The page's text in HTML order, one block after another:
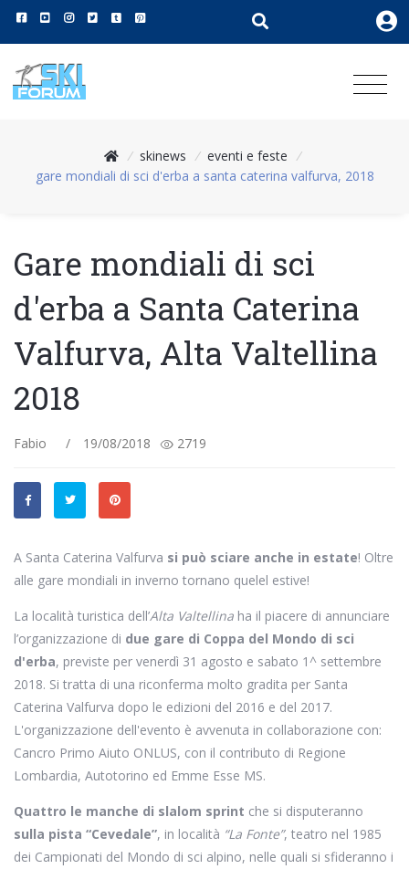
/ skinews / eventi e feste /
gare mondiali di sci d'erba a santa caterina valfurva, 2018
Gare mondiali di sci
d'erba a Santa Caterina
Valfurva, Alta Valtellina
2018
Fabio / 19/08/2018 2719
A Santa Caterina Valfurva si può sciare anche in estate! Oltre
alle gare mondiali in inverno tornano quelel estive!
La località turistica dell’Alta Valtellina ha il piacere di annunciare
l’organizzazione di due gare di Coppa del Mondo di sci
d'erba, previste per venerdì 31 agosto e sabato 1^ settembre
2018. Si tratta di una riconferma molto gradita per Santa
Caterina Valfurva dopo le edizioni del 2016 e del 2017.
L'organizzazione dell'evento è avvenuta in collaborazione con:
Cancro Primo Aiuto ONLUS, con il contributo di Regione
Lombardia, Autotorino ed Emme Esse MS.
Quattro le manche di slalom sprint che si disputeranno
sulla pista “Cevedale”, in località “La Fonte”, teatro nel 1985
dei Campionati del Mondo di sci alpino, nelle quali si sfideranno i